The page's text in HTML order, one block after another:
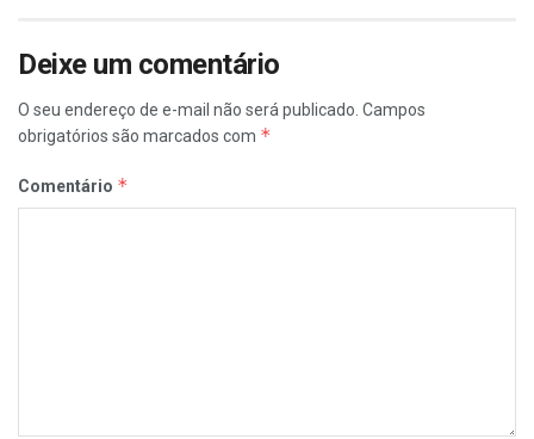
Deixe um comentário
O seu endereço de e-mail não será publicado. Campos
obrigatórios são marcados com *
Comentário *